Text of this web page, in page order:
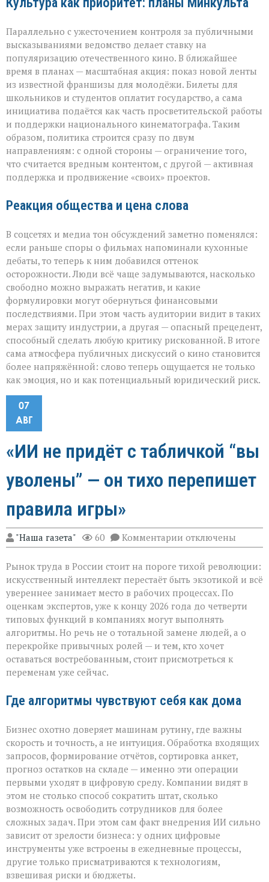
Параллельно с ужесточением контроля за публичными
высказываниями ведомство делает ставку на
популяризацию отечественного кино. В ближайшее
время в планах — масштабная акция: показ новой ленты
из известной франшизы для молодёжи. Билеты для
школьников и студентов оплатит государство, а сама
инициатива подаётся как часть просветительской работы
и поддержки национального кинематографа. Таким
образом, политика строится сразу по двум
направлениям: с одной стороны — ограничение того,
что считается вредным контентом, с другой — активная
поддержка и продвижение «своих» проектов.
Реакция общества и цена слова
В соцсетях и медиа тон обсуждений заметно поменялся:
если раньше споры о фильмах напоминали кухонные
дебаты, то теперь к ним добавился оттенок
осторожности. Люди всё чаще задумываются, насколько
свободно можно выражать негатив, и какие
формулировки могут обернуться финансовыми
последствиями. При этом часть аудитории видит в таких
мерах защиту индустрии, а другая — опасный прецедент,
способный сделать любую критику рискованной. В итоге
сама атмосфера публичных дискуссий о кино становится
более напряжённой: слово теперь ощущается не только
как эмоция, но и как потенциальный юридический риск.
07
АВГ
«ИИ не придёт с табличкой “вы
уволены” — он тихо перепишет
правила игры»
"Наша газета" 60 Комментарии к
записи
не
придёт
табличкой
“вы
уволены” — он
тихо
перепишет
правила
игры»
отключены
Рынок труда в России стоит на пороге тихой революции:
искусственный интеллект перестаёт быть экзотикой и всё
увереннее занимает место в рабочих процессах. По
оценкам экспертов, уже к концу 2026 года до четверти
типовых функций в компаниях могут выполнять
алгоритмы. Но речь не о тотальной замене людей, а о
перекройке привычных ролей — и тем, кто хочет
оставаться востребованным, стоит присмотреться к
переменам уже сейчас.
Где алгоритмы чувствуют себя как дома
Бизнес охотно доверяет машинам рутину, где важны
скорость и точность, а не интуиция. Обработка входящих
запросов, формирование отчётов, сортировка анкет,
прогноз остатков на складе — именно эти операции
первыми уходят в цифровую среду. Компании видят в
этом не столько способ сократить штат, сколько
возможность освободить сотрудников для более
сложных задач. При этом сам факт внедрения ИИ сильно
зависит от зрелости бизнеса: у одних цифровые
инструменты уже встроены в ежедневные процессы,
другие только присматриваются к технологиям,
взвешивая риски и бюджеты.